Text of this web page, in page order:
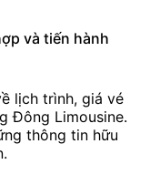
và tiến hành
lịch trình, giá vé
Đông Limousine.
thông tin hữu